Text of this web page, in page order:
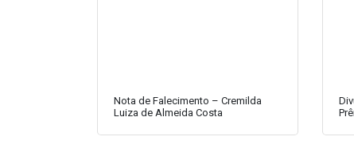
Nota de Falecimento – Cremilda
Luiza de Almeida Costa